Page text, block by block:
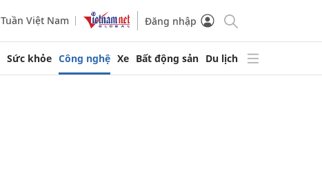
Tuần Việt Nam Đăng nhập
Sức khỏe Công nghệ Xe Bất động sản Du lịch